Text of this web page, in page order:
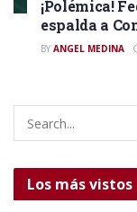
¡Polémica!
espalda a
BY ANGEL MEDINA
Los más vistos